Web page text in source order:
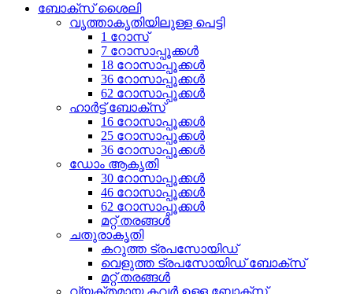
ബോക്സ് ശൈലി
വൃത്താകൃതിയിലുള്ള പെട്ടി
1 റോസ്
7 റോസാപ്പൂക്കൾ
18 റോസാപ്പൂക്കൾ
36 റോസാപ്പൂക്കൾ
62 റോസാപ്പൂക്കൾ
ഹാർട്ട് ബോക്സ്
16 റോസാപ്പൂക്കൾ
25 റോസാപ്പൂക്കൾ
36 റോസാപ്പൂക്കൾ
ഡോം ആകൃതി
30 റോസാപ്പൂക്കൾ
46 റോസാപ്പൂക്കൾ
62 റോസാപ്പൂക്കൾ
മറ്റ് തരങ്ങൾ
ചതുരാകൃതി
കറുത്ത ട്രപസോയിഡ്
വെളുത്ത ട്രപസോയിഡ് ബോക്സ്
മറ്റ് തരങ്ങൾ
വ്യക്തമായ കവർ ഉള്ള ബോക്സ്